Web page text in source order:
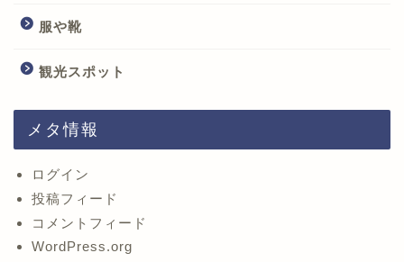
服や靴
観光スポット
メタ情報
ログイン
投稿フィード
コメントフィード
WordPress.org